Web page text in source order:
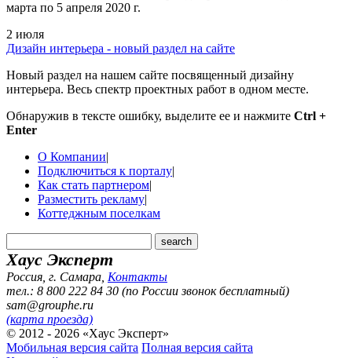
марта по 5 апреля 2020 г.
2 июля
Дизайн интерьера - новый раздел на сайте
Новый раздел на нашем сайте посвященный дизайну
интерьера. Весь спектр проектных работ в одном месте.
Обнаружив в тексте ошибку, выделите ее и нажмите Ctrl +
Enter
О Компании|
Подключиться к порталу|
Как стать партнером|
Разместить рекламу|
Коттеджным поселкам
Хаус Эксперт
Россия, г. Самара Контакты
тел.: 8 800 222 84 30 (по России звонок бесплатный)
sam@grouphe.ru
(карта проезда)
© 2012 - 2026 «Хаус Эксперт»
Мобильная версия сайта Полная версия сайта